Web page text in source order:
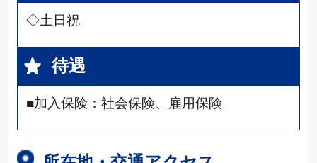
◇土日祝
待遇
■加入保険：社会保険、雇用保険